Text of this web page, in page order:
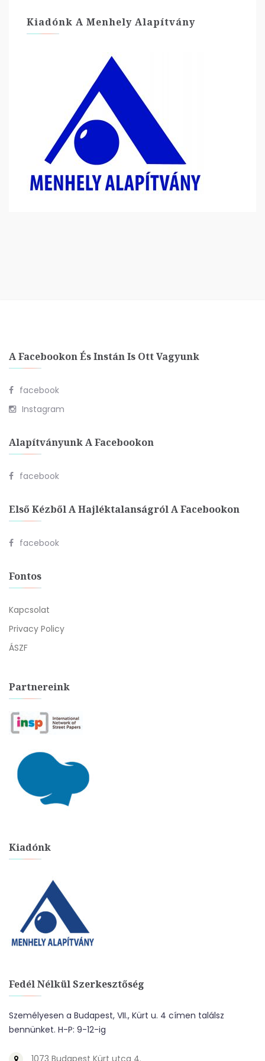
Kiadónk A Menhely Alapítvány
A Facebookon És Instán Is Ott Vagyunk
facebook
Instagram
Alapítványunk A Facebookon
facebook
Első Kézből A Hajléktalanságról A Facebookon
facebook
Fontos
Kapcsolat
Privacy Policy
ÁSZF
Partnereink
Kiadónk
Fedél Nélkül Szerkesztőség
Személyesen a Budapest, VII., Kürt u. 4 címen találsz
bennünket. H-P: 9-12-ig
1073 Budapest Kürt utca 4.